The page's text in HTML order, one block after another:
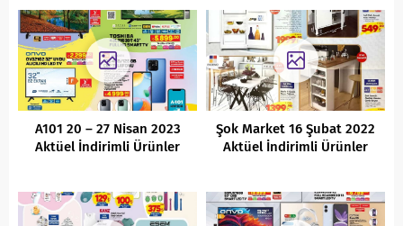
A101 20 – 27 Nisan 2023
Aktüel İndirimli Ürünler
Şok Market 16 Şubat 2022
Aktüel İndirimli Ürünler